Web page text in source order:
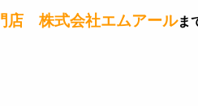
店 株式会社エムアールま